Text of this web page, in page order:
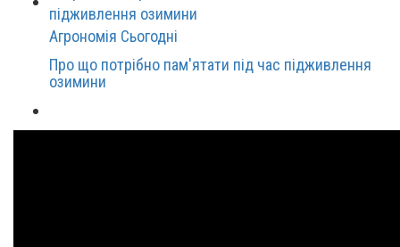
Агрономія Сьогодні
Про що потрібно пам'ятати під час підживлення
озимини